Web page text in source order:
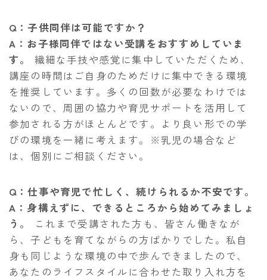
Q：子供同伴は可能ですか？
A：お子様同伴ではない受講をおすすめしていま
す。
繊細な手技や感覚に集中していただくため、
講座の時間はご自身のためだけに集中できる環境
を推奨しています。多くの回数が必要なわけでは
ないので、周囲の協力や育児サポートを活用して
参加される方がほとんどです。より良い形での学
びの環境を一緒に考えます。※乳児の場合など
は、個別にご相談ください。
Q：仕事や育児で忙しく、続けられるか不安です。
A：身構えずに、できるところから始めてみましょ
う。
これまで受講された方も、皆さん働きなが
ら、子どもを育てながらの方ばかりでした。私自
身も同じような環境の中で歩んできましたので、
あなたのライフスタイルに合わせた取り入れ方を